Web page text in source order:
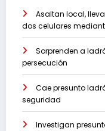
Asaltan local,
dos celulares
Sorprenden a
persecución
Cae presunto
seguridad
Investigan